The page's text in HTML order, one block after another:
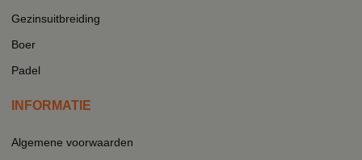
Gezinsuitbreiding
Boer
Padel
INFORMATIE
Algemene voorwaarden